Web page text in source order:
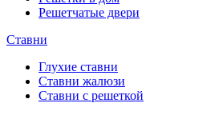
Решетчатые двери
Ставни
Глухие ставни
Ставни жалюзи
Ставни с решеткой